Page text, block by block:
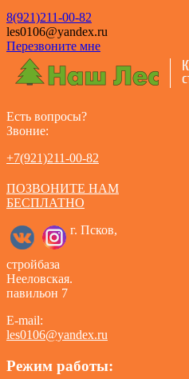
8(921)211-00-82
les0106@yandex.ru
Перезвоните мне
Есть вопросы?
Звоние:
+7(921)211-00-82
ПОЗВОНИТЕ НАМ
БЕСПЛАТНО
г. Псков,
стройбаза
Нееловская.
павильон 7
E-mail:
les0106@yandex.ru
Режим работы: